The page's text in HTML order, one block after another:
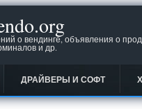
о вендинге, объявления о
и др.
ДРАЙВЕРЫ И СОФТ